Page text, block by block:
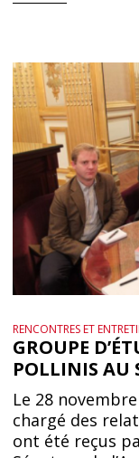
RENCONTRES ET
GROUPE
POLLINIS AU
Le 28
chargé des
ont été reçus